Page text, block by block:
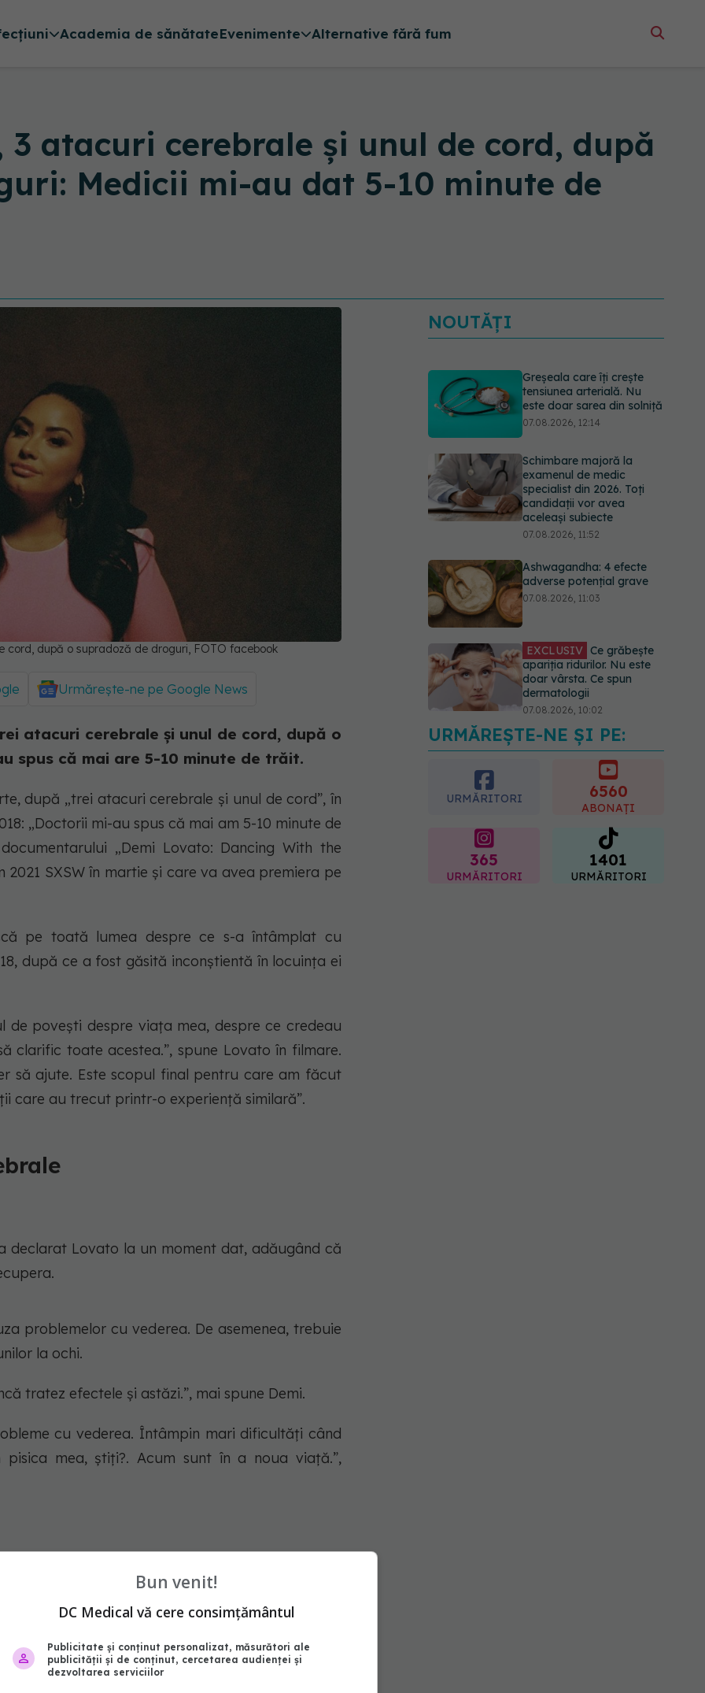
Academia de sănătateEvenimente Alternative fără fum
atacuri cerebrale și unul de cord, după
Medicii mi-au dat 5-10 minute de
după o supradoză de droguri, FOTO facebook
Urmărește-ne pe Google News
atacuri cerebrale și unul de cord, după o
spus că mai are 5-10 minute de trăit.
după „trei atacuri cerebrale și unul de cord”, în
„Doctorii mi-au spus că mai am 5-10 minute de
„Demi Lovato: Dancing With the
2021 SXSW în martie și care va avea premiera pe
pe toată lumea despre ce s-a întâmplat cu
după ce a fost găsită inconștientă în locuința ei
povești despre viața mea, despre ce credeau
clarific toate acestea.”, spune Lovato în filmare.
să ajute. Este scopul final pentru care am făcut
care au trecut printr-o experiență similară”.
declarat Lovato la un moment dat, adăugând că
problemelor cu vederea. De asemenea, trebuie
la ochi.
tratez efectele și astăzi.”, mai spune Demi.
cu vederea. Întâmpin mari dificultăți când
mea, știți?. Acum sunt în a noua viață.”,
close to my heart, and now it's time to share an
what is to come... Join me on March 23 for the
G0dIbHoHWu
2021
NOUTĂȚI
Greșeala care îți crește
tensiunea arterială. Nu
este doar sarea din solniță
07.08.2026, 12:14
Schimbare majoră la
examenul de medic
specialist din 2026. Toți
candidații vor avea
aceleași subiecte
07.08.2026, 11:52
Ashwagandha: 4 efecte
adverse potențial grave
07.08.2026, 11:03
EXCLUSIV Ce grăbește
apariția ridurilor. Nu este
doar vârsta. Ce spun
dermatologii
07.08.2026, 10:02
Alina Pușcău dezvăluie
diagnosticul care i-a
schimbat viața: Am cancer
la sân. Am intrat în
URMĂREȘTE-NE ȘI PE:
URMĂRITORI 6560
ABONAȚI
365
URMĂRITORI
1401
URMĂRITORI
Bun venit!
DC Medical vă cere consimțământul
Publicitate și conținut personalizat, măsurători ale
publicității și de conținut, cercetarea audienței și
dezvoltarea serviciilor